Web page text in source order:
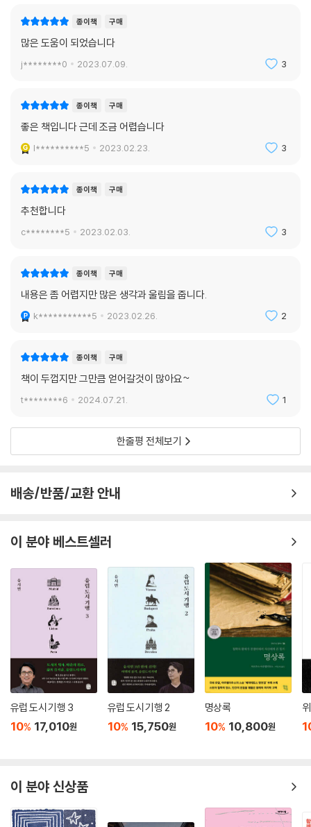
르는 것 사이의 상호 작용을 통해 만들어지는데 항상 둘의 균형을 맞추기
위해 노력해야 한다. 질서는 익숙한 것이다. 너무 익숙한 것만 계속하면 삶
이 지루해진다. 그렇다고 너무 새로운 걸 하면 불안해진다. 인생의 의미는
혼돈과 질서의 경계선에 있다. 둘 사이에 조화로운 경계를 찾아야 한다. 그
수 있다.
험난한 인생의 바다를 현명하게 항해하는 법
당하기 어려운 비극적인 일을 당해 힘겹게 버틴 경험이 있기 때문이다. 이
가 자세하게 나온다. 사랑하는 딸이 일곱 살 무렵 원인을 알 수 없는 ‘소아
류머티즘 관절염’에 걸린 것이다. 무려 서른일곱 군데 관절에 문제가 있었
다.
“현실이 이처럼 견디기 힘들게 흘러가는 이유는 무엇일까? 도대체 현실은
왜 이렇게 존재해야만 하는가? 어떻게 순박한 어린 여자아이에게 이런 가
을 지켜보는 것만큼 고통스러운 일은 없다. 그런 시련 앞에서 인생은 무너
고 원망하고 자포자기하면 그러잖아도 나쁜 상황이 최악으로 변한다. 비극
이 지옥으로 바뀐다.
“인생의 힘든 순간을 겨우 지나오면서 내가 터득한 비결 하나는 시간 단위
를 아주 짧게 끊어서 생각하는 것이다. 다음 주를 어떻게 보내야 할지 막막
시간도 생각할 수 없는 처지라면 10분, 5분, 아니 1분만 생각한다. 사람은
상상 이상으로 강인하다. 지금 눈앞에 놓인 문제를 마주할 용기만 낸다면
아름다움을 볼 수 있어야 한다. 그래야 원하는 것이 이루어지지 않았을 때
인생이 완전히 망가지는 걸 막을 수 있다.”
12가지 인생의 법칙-혼돈의 해독제
기본적으로 인생의 비극 앞에 무너지지 않으려면 어떻게 해야 할까? 피터
슨은 지난 수십 년간 이 문제에 대한 답을 찾아 나섰다. 그는 오랜 시간에
걸쳐 전해져 내려온 것들에는 진실이 담겨 있다고 믿는다. 세상에서 가장
오래된 이야기들, 신화, 종교, 역사, 문학, 심리학, 과학 등 인생의 미스터리
를 풀어 줄 거의 모든 학문을 깊이 파고든다. 그래서 특별할 것 없어 보이는
이야기를 특별하게 만든다.
“조던 피터슨을 비판적으로 보는 많은 사람들도 그의 충고에는 반대할 만
너지지 말자는 목적을 향하고 있다. 비극을 지옥으로 만들지 말자는 것이
종이책 구매
많은 도움이 되었습니다
j********0 2023.07.09. 3
종이책 구매
좋은 책입니다 근데 조금 어렵습니다
l**********5 2023.02.23. 3
종이책 구매
추천합니다
c********5 2023.02.03. 3
종이책 구매
내용은 좀 어렵지만 많은 생각과 울림을 줍니다.
k***********5 2023.02.26. 2
종이책 구매
책이 두껍지만 그만큼 얻어갈것이 많아요~
t********6 2024.07.21. 1
한줄평 전체보기
배송/반품/교환 안내
이 분야 베스트셀러
유럽 도시 기행 3
10% 17,010원
유럽 도시 기행 2
10% 15,750원
명상록
10% 10,800원
이 분야 신상품